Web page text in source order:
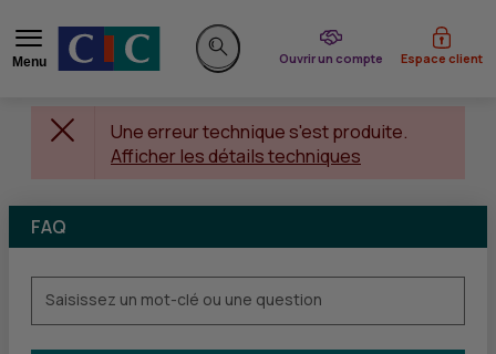
Menu
Rechercher sur le site
Ouvrir un compte
du CIC Espace client
Une erreur technique s'est produite.
Afficher les détails techniques
FAQ
Saisissez un mot-clé ou une question